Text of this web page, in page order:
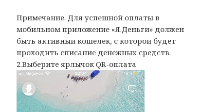
Примечание. Для успешной оплаты в
мобильном приложение «Я.Деньги» должен
быть активный кошелек, с которой будет
проходить списание денежных средств.
2.Выберите ярлычок QR-оплата